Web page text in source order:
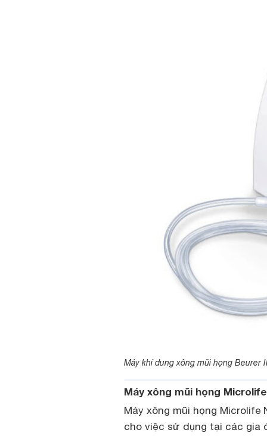
Máy khí dung xông mũi họng Beurer
Máy xông mũi họng Microlife
Máy xông mũi họng
cho việc sử dụng tại các gia